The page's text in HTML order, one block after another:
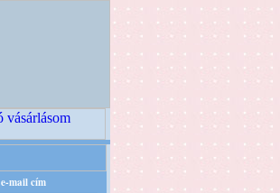
e-mail cím